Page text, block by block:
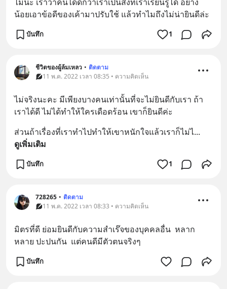
น้อยเอาข้อดีของเค้ามาปรับใช้ แล้วทำไมถึงไม่น่ายินดีล่ะ
บันทึก 1
ชีวิตของผู้ล้มเหลว • ติดตาม
11 พ.ค. 2022 เวลา 08:35 • ความคิดเห็น
ไม่จริงนะคะ มีเพียงบางคนเท่านั้นที่จะไม่ยินดีกับเรา ถ้า
เราได้ดี ไม่ได้ทำให้ใครเดือดร้อน เขาก็ยินดีค่ะ
ส่วนถ้าเรื่องที่เราทำไปทำให้เขาหนักใจแล้วเราก็ไม่ไ...
ดูเพิ่มเติม
บันทึก 1
728265 • ติดตาม
11 พ.ค. 2022 เวลา 08:33 • ความคิดเห็น
มิตรที่ดี ย่อมยินดีกับความสำเร๊จของบุคคลอื่น  หลาก
หลาย ปะปนกัน  แต่คนดีมีตัวตนจริงๆ
บันทึก